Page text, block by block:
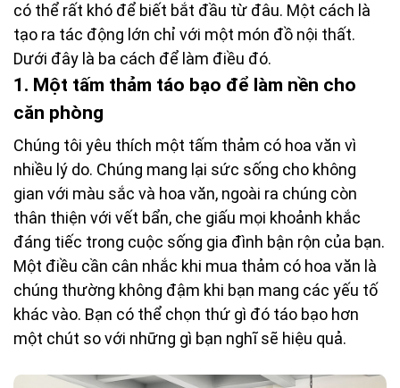
có thể rất khó để biết bắt đầu từ đâu. Một cách là
tạo ra tác động lớn chỉ với một món đồ nội thất.
Dưới đây là ba cách để làm điều đó.
1. Một tấm thảm táo bạo để làm nền cho
căn phòng
Chúng tôi yêu thích một tấm thảm có hoa văn vì
nhiều lý do. Chúng mang lại sức sống cho không
gian với màu sắc và hoa văn, ngoài ra chúng còn
thân thiện với vết bẩn, che giấu mọi khoảnh khắc
đáng tiếc trong cuộc sống gia đình bận rộn của bạn.
Một điều cần cân nhắc khi mua thảm có hoa văn là
chúng thường không đậm khi bạn mang các yếu tố
khác vào. Bạn có thể chọn thứ gì đó táo bạo hơn
một chút so với những gì bạn nghĩ sẽ hiệu quả.